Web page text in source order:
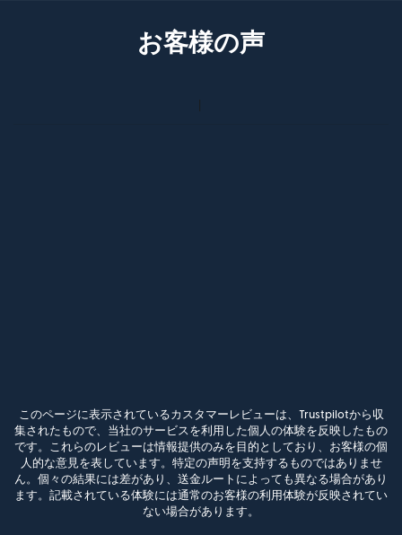
お客様の声
このページに表示されているカスタマーレビューは、Trustpilotから収
集されたもので、当社のサービスを利用した個人の体験を反映したもの
です。これらのレビューは情報提供のみを目的としており、お客様の個
人的な意見を表しています。特定の声明を支持するものではありませ
ん。個々の結果には差があり、送金ルートによっても異なる場合があり
ます。記載されている体験には通常のお客様の利用体験が反映されてい
ない場合があります。